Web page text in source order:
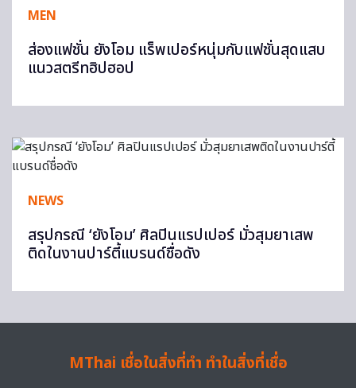
MEN
ส่องแฟชั่น ยังโอม แร็พเปอร์หนุ่มกับแฟชั่นสุดแสบ
แนวสตรีทฮิปฮอป
NEWS
สรุปกรณี ‘ยังโอม’ ศิลปินแรปเปอร์ มั่วสุมยาเสพ
ติดในงานปาร์ตี้แบรนด์ชื่อดัง
MThai เชื่อในสิ่งที่ทำ ทำในสิ่งที่เชื่อ